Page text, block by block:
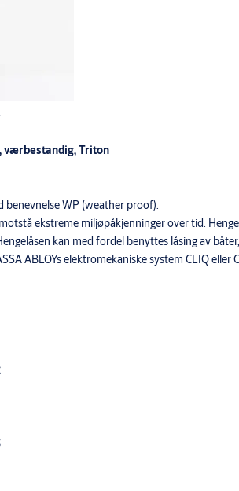
værbestandig, Triton
benevnelse WP (weather proof).
ekstreme miljøpåkjenninger over tid.
kan med fordel benyttes låsing av
ABLOYs elektromekaniske system CLIQ eller